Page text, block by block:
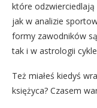
które
jak w analizie
formy zawodników
tak i w astrologii
Też miałeś kiedyś
księżyca? Czasem